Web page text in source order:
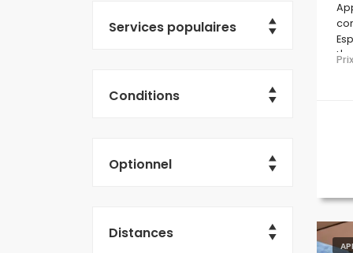
Services populaires
Conditions
Optionnel
Distances